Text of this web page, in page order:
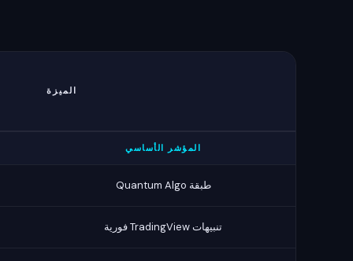
الميزة
المؤشر الأساسي
طبقة Quantum Algo
تنبيهات TradingView فورية